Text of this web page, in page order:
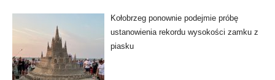
Kołobrzeg ponownie podejmie próbę
ustanowienia rekordu wysokości zamku z
piasku